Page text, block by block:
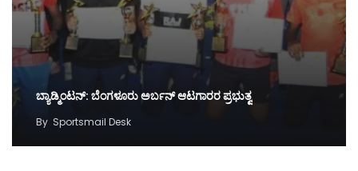
ಬ್ಯಾಡ್ಮಿಂಟನ್‌: ಬೆಂಗಳೂರು ಅರ್ಬನ್‌ ಆಟಗಾರರ ಪ್ರಭುತ್ವ
By Sportsmail Desk